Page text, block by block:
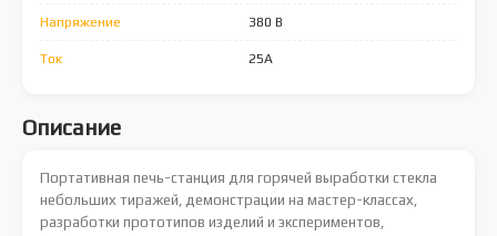
Напряжение 380 В
Ток 25А
Описание
Портативная печь-станция для горячей выработки стекла
небольших тиражей, демонстрации на мастер-классах,
разработки прототипов изделий и экспериментов,